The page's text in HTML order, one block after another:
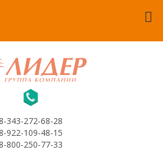
343-272-68-28
922-109-48-15
800-250-77-33